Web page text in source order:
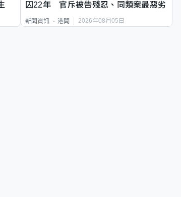
囚22年 官斥被告殘忍、同類案最惡劣
新聞資訊 港聞 2026年08月05日